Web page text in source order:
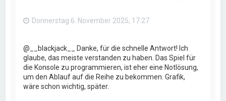
Donnerstag 6. November 2025, 17:27
@__blackjack__ Danke, für die schnelle Antwort! Ich
glaube, das meiste verstanden zu haben. Das Spiel für
die Konsole zu programmieren, ist eher eine Notlösung,
um den Ablauf auf die Reihe zu bekommen. Grafik,
wäre schon wichtig, später.